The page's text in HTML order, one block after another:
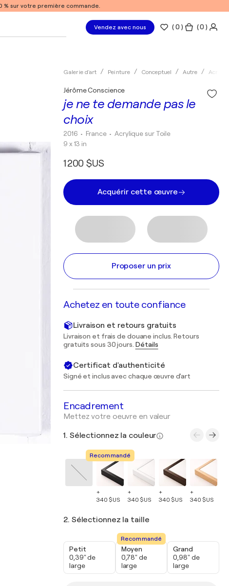
% sur votre première commande.
Vendez avec nous (0 ) ( 0 )
Galerie d'art Peinture Conceptuel Autre
je ne te demande pas le
choix
Jérôme Conscience
2016 • France •Acrylique sur Toile
9 x 13 in
1 200 $US
Acquérir cette œuvre
Proposer un prix
Achetez en toute confiance
Livraison et retours gratuits
Livraison et frais de douane inclus. Retours
gratuits sous 30 jours. Détails
Certificat d'authenticité
Signé et inclus avec chaque œuvre d'art
Encadrement
Mettez votre oeuvre en valeur
1. Sélectionnez la couleur
Recommandé
+
340 $US
+
340 $US
+
340 $US
+
340 $US
2. Sélectionnez la taille
Petit
0,39" de
large
Recommandé
Moyen
0,78" de
large
Grand
0,98" de
large